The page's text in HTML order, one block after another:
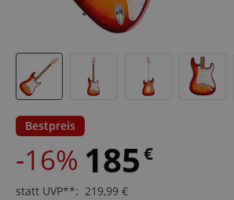
Bestpreis
-16% 185 €
statt UVP**: 219,99 €